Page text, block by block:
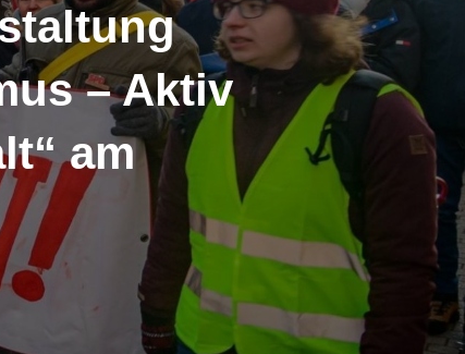
– Aktiv
am